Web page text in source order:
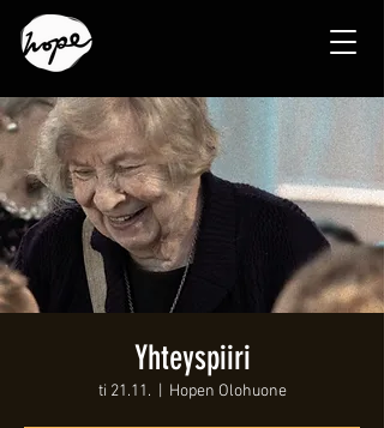
Yhteyspiiri
ti 21.11. Hopen Olohuone